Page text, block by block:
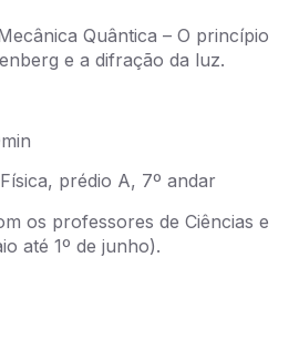
Quântica – O princípio
e a difração da luz.
prédio A, 7º andar
os professores de Ciências e
até 1º de junho).